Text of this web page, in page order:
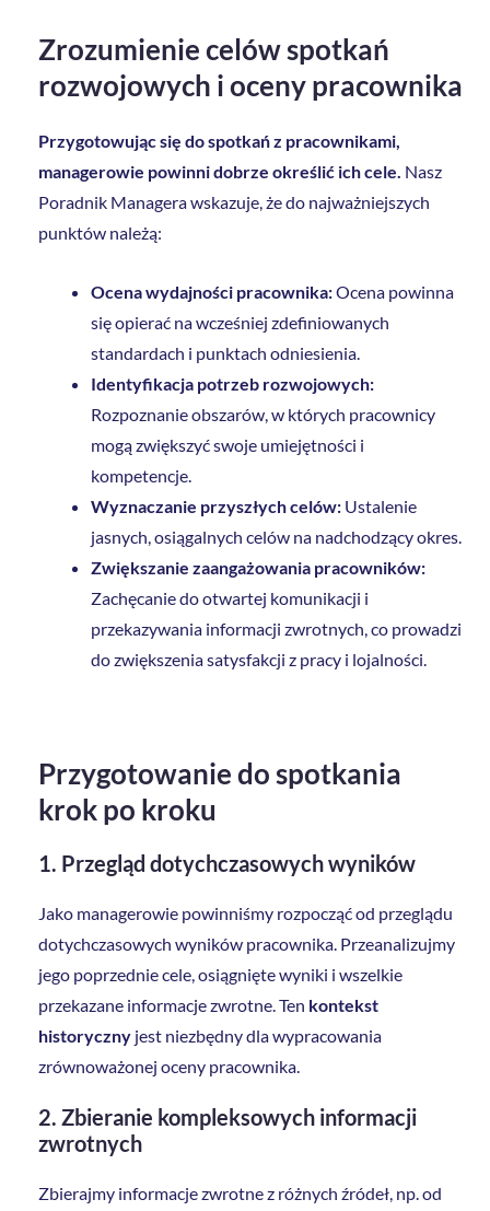
Zrozumienie celów spotkań
rozwojowych i oceny pracownika
Przygotowując się do spotkań z pracownikami,
managerowie powinni dobrze określić ich cele. Nasz
Poradnik Managera wskazuje, że do najważniejszych
punktów należą:
Ocena wydajności pracownika:Ocena powinna
się opierać na wcześniej zdefiniowanych
standardach i punktach odniesienia.
Identyfikacja potrzeb rozwojowych:
Rozpoznanie obszarów, w których pracownicy
mogą zwiększyć swoje umiejętności i
kompetencje.
Wyznaczanie przyszłych celów: Ustalenie
jasnych, osiągalnych celów na nadchodzący okres.
Zwiększanie zaangażowania pracowników:
Zachęcanie do otwartej komunikacji i
przekazywania informacji zwrotnych, co prowadzi
do zwiększenia satysfakcji z pracy i lojalności.
Przygotowanie do spotkania
krok po kroku
1. Przegląd dotychczasowych wyników
Jako managerowie powinniśmy rozpocząć od przeglądu
dotychczasowych wyników pracownika. Przeanalizujmy
jego poprzednie cele, osiągnięte wyniki i wszelkie
przekazane informacje zwrotne. Ten kontekst
historyczny jest niezbędny dla wypracowania
zrównoważonej oceny pracownika.
2. Zbieranie kompleksowych informacji
zwrotnych
Zbierajmy informacje zwrotne z różnych źródeł, np. od